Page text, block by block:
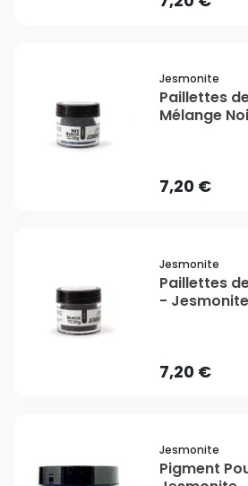
Jesmonite
Paillettes
Mélange
7,20 €
Jesmonite
Paillettes
- Jesmonite
7,20 €
Jesmonite
Pigment